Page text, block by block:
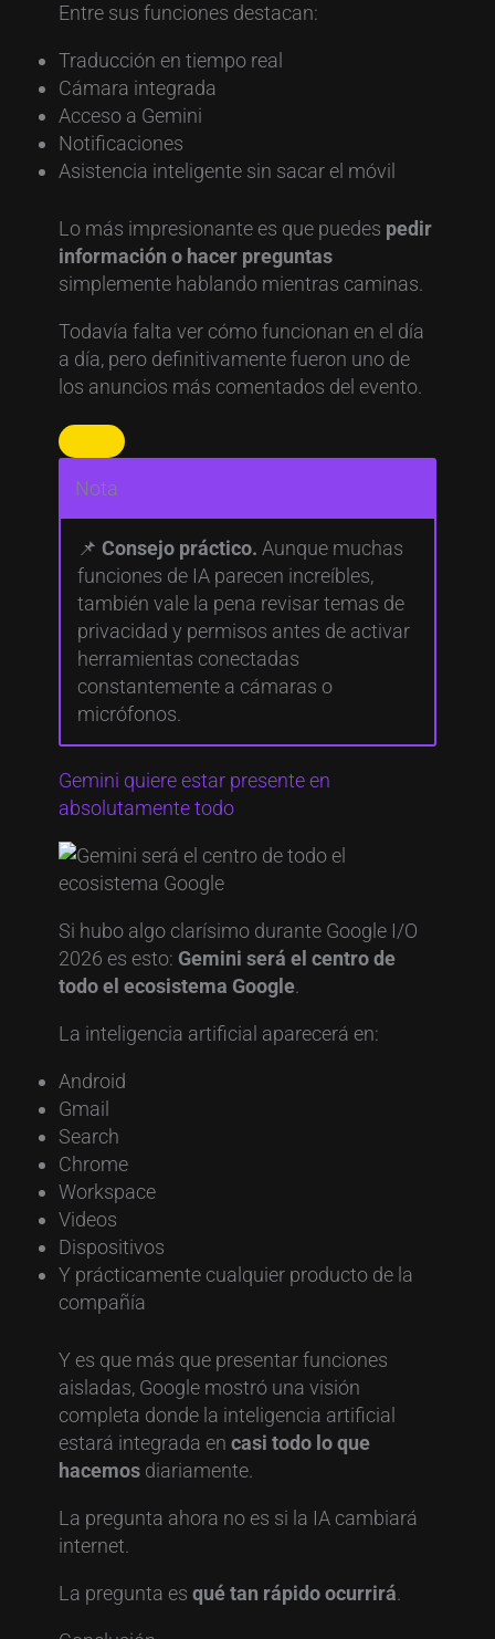
Entre sus funciones destacan:
Traducción en tiempo real
Cámara integrada
Acceso a Gemini
Notificaciones
Asistencia inteligente sin sacar el móvil
Lo más impresionante es que puedes pedir
información o hacer preguntas
simplemente hablando mientras caminas.
Todavía falta ver cómo funcionan en el día
a día, pero definitivamente fueron uno de
los anuncios más comentados del evento.
Nota
📌 Consejo práctico. Aunque muchas
funciones de IA parecen increíbles,
también vale la pena revisar temas de
privacidad y permisos antes de activar
herramientas conectadas
constantemente a cámaras o
micrófonos.
Gemini quiere estar presente en
absolutamente todo
Si hubo algo clarísimo durante Google I/O
2026 es esto: Gemini será el centro de
todo el ecosistema Google.
La inteligencia artificial aparecerá en:
Android
Gmail
Search
Chrome
Workspace
Videos
Dispositivos
Y prácticamente cualquier producto de la
compañía
Y es que más que presentar funciones
aisladas, Google mostró una visión
completa donde la inteligencia artificial
estará integrada en casi todo lo que
hacemosdiariamente.
La pregunta ahora no es si la IA cambiará
internet.
La pregunta es qué tan rápido ocurrirá.